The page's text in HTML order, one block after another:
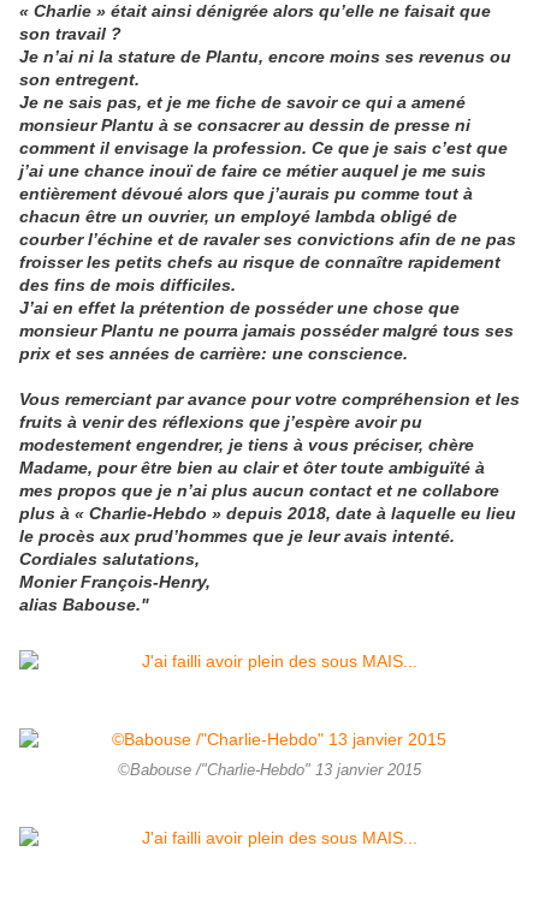
« Charlie » était ainsi dénigrée alors qu’elle ne faisait que
son travail ?
Je n’ai ni la stature de Plantu, encore moins ses revenus ou
son entregent.
Je ne sais pas, et je me fiche de savoir ce qui a amené
monsieur Plantu à se consacrer au dessin de presse ni
comment il envisage la profession. Ce que je sais c’est que
j’ai une chance inouï de faire ce métier auquel je me suis
entièrement dévoué alors que j’aurais pu comme tout à
chacun être un ouvrier, un employé lambda obligé de
courber l’échine et de ravaler ses convictions afin de ne pas
froisser les petits chefs au risque de connaître rapidement
des fins de mois difficiles.
J’ai en effet la prétention de posséder une chose que
monsieur Plantu ne pourra jamais posséder malgré tous ses
prix et ses années de carrière: une conscience.
Vous remerciant par avance pour votre compréhension et les
fruits à venir des réflexions que j’espère avoir pu
modestement engendrer, je tiens à vous préciser, chère
Madame, pour être bien au clair et ôter toute ambiguïté à
mes propos que je n’ai plus aucun contact et ne collabore
plus à « Charlie-Hebdo » depuis 2018, date à laquelle eu lieu
le procès aux prud’hommes que je leur avais intenté.
Cordiales salutations,
Monier François-Henry,
alias Babouse."
©Babouse /"Charlie-Hebdo" 13 janvier 2015